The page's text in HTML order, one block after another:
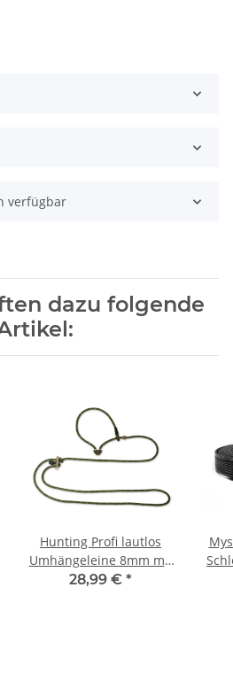
verfügbar
dazu folgende
Hunting Profi lautlos
Umhängeleine 8mm mit
Zugbegrenzung 280cm
28,99 € *